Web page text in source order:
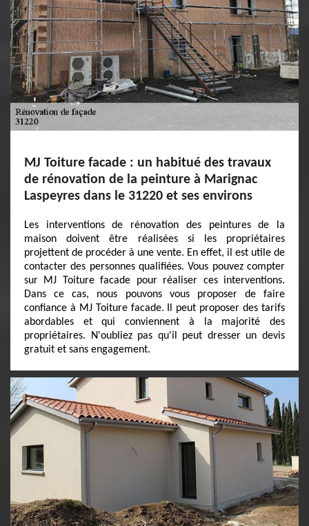
MJ Toiture facade : un habitué des travaux
de rénovation de la peinture à Marignac
Laspeyres dans le 31220 et ses environs
Les interventions de rénovation des peintures de la
maison doivent être réalisées si les propriétaires
projettent de procéder à une vente. En effet, il est utile de
contacter des personnes qualifiées. Vous pouvez compter
sur MJ Toiture facade pour réaliser ces interventions.
Dans ce cas, nous pouvons vous proposer de faire
confiance à MJ Toiture facade. Il peut proposer des tarifs
abordables et qui conviennent à la majorité des
propriétaires. N'oubliez pas qu'il peut dresser un devis
gratuit et sans engagement.